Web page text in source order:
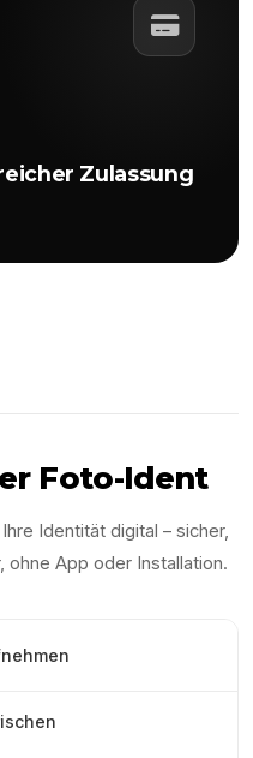
Zulassung
Foto-Ident
Identität digital – sicher,
App oder Installation.